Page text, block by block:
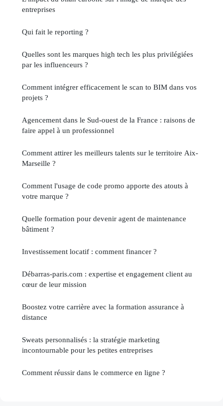
entreprises
Qui fait le reporting ?
Quelles sont les marques high tech les plus privilégiées
par les influenceurs ?
Comment intégrer efficacement le scan to BIM dans vos
projets ?
Agencement dans le Sud-ouest de la France : raisons de
faire appel à un professionnel
Comment attirer les meilleurs talents sur le territoire Aix-
Marseille ?
Comment l'usage de code promo apporte des atouts à
votre marque ?
Quelle formation pour devenir agent de maintenance
bâtiment ?
Investissement locatif : comment financer ?
Débarras-paris.com : expertise et engagement client au
cœur de leur mission
Boostez votre carrière avec la formation assurance à
distance
Sweats personnalisés : la stratégie marketing
incontournable pour les petites entreprises
Comment réussir dans le commerce en ligne ?